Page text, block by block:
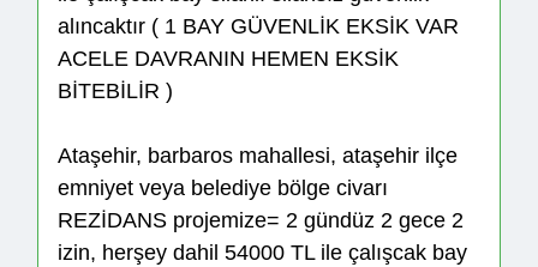
alıncaktır ( 1 BAY GÜVENLİK EKSİK VAR
ACELE DAVRANIN HEMEN EKSİK
BİTEBİLİR )
Ataşehir, barbaros mahallesi, ataşehir ilçe
emniyet veya belediye bölge civarı
REZİDANS projemize= 2 gündüz 2 gece 2
izin, herşey dahil 54000 TL ile çalışcak bay